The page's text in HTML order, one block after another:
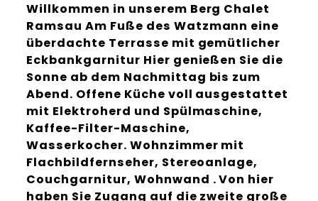
Willkommen in unserem Berg Chalet
Ramsau Am Fuße des Watzmann eine
überdachte Terrasse mit gemütlicher
Eckbankgarnitur Hier genießen Sie die
Sonne ab dem Nachmittag bis zum
Abend. Offene Küche voll ausgestattet
mit Elektroherd und Spülmaschine,
Kaffee-Filter-Maschine,
Wasserkocher. Wohnzimmer mit
Flachbildfernseher, Stereoanlage,
Couchgarnitur, Wohnwand . Von hier
haben Sie Zugang auf die zweite große